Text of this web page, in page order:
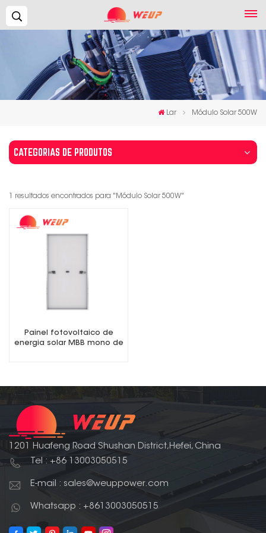
Lar Módulo Solar 500W
CATEGORIAS DE PRODUTOS
1 resultados encontrados para "Módulo Solar 500W"
Painel fotovoltaico de
energia solar MBB mono de
1201 Huafeng Road Shushan District,Hefei, China
Tel : +86 13003050515
E-mail : sales@weuppower.com
Whatsapp : +8613003050515